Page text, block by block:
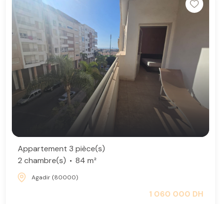
Appartement 3 pièce(s)
2 chambre(s)
84 m²
Agadir (80000)
1 060 000 DH